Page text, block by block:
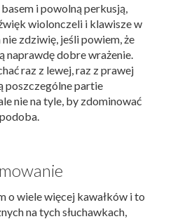
i powolną perkusją,
wiolonczeli i klawisze w
zdziwię, jeśli powiem, że
dobre wrażenie.
raz z lewej, raz z prawej
poszczególne partie
nie na tyle, by zdominować
o wiele więcej kawałków i to
na tych słuchawkach,